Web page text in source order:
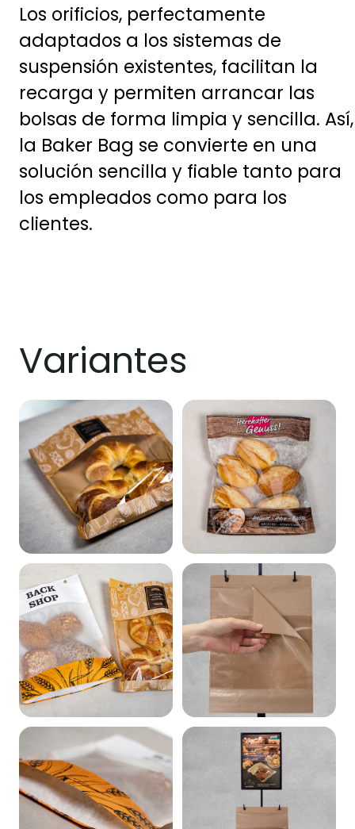
Los orificios, perfectamente
adaptados a los sistemas de
suspensión existentes, facilitan la
recarga y permiten arrancar las
bolsas de forma limpia y sencilla. Así,
la Baker Bag se convierte en una
solución sencilla y fiable tanto para
los empleados como para los
clientes.
Variantes